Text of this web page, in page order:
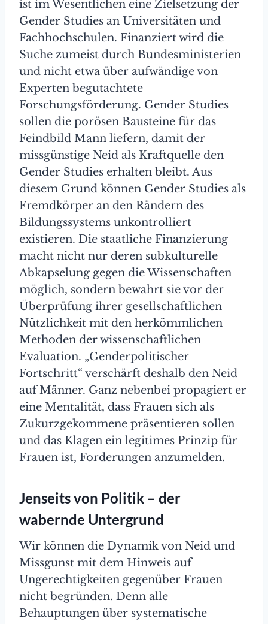
ist im Wesentlichen eine Zielsetzung der
Gender Studies an Universitäten und
Fachhochschulen. Finanziert wird die
Suche zumeist durch Bundesministerien
und nicht etwa über aufwändige von
Experten begutachtete
Forschungsförderung. Gender Studies
sollen die porösen Bausteine für das
Feindbild Mann liefern, damit der
missgünstige Neid als Kraftquelle den
Gender Studies erhalten bleibt. Aus
diesem Grund können Gender Studies als
Fremdkörper an den Rändern des
Bildungssystems unkontrolliert
existieren. Die staatliche Finanzierung
macht nicht nur deren subkulturelle
Abkapselung gegen die Wissenschaften
möglich, sondern bewahrt sie vor der
Überprüfung ihrer gesellschaftlichen
Nützlichkeit mit den herkömmlichen
Methoden der wissenschaftlichen
Evaluation. „Genderpolitischer
Fortschritt“ verschärft deshalb den Neid
auf Männer. Ganz nebenbei propagiert er
eine Mentalität, dass Frauen sich als
Zukurzgekommene präsentieren sollen
und das Klagen ein legitimes Prinzip für
Frauen ist, Forderungen anzumelden.
Jenseits von Politik – der
wabernde Untergrund
Wir können die Dynamik von Neid und
Missgunst mit dem Hinweis auf
Ungerechtigkeiten gegenüber Frauen
nicht begründen. Denn alle
Behauptungen über systematische